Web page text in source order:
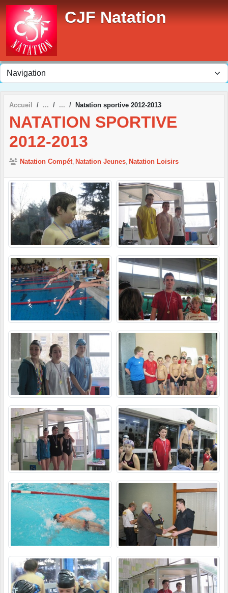
CJF Natation
Accueil Natation sportive 2012-2013
NATATION SPORTIVE
2012-2013
Natation Compét Natation Jeunes Natation Loisirs
Panneau de gestion des cookies